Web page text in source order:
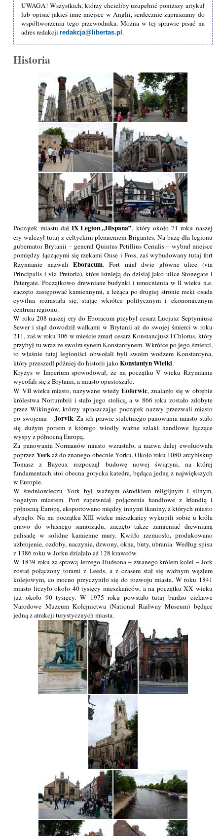
UWAGA! Wszystkich, którzy chcieliby uzupełnić poniższy artykuł
lub opisać jakieś inne miejsce w Anglii, serdecznie zapraszamy do
współtworzenia tego przewodnika. Można w tej sprawie pisać na
adres redakcjiredakcja@libertas.pl.
Historia
Początek miastu dałIX Legion „Hispana”, który około 71 roku naszej
ery walczył tutaj z celtyckim plemieniem Brigantes. Na bazę dla legionu
gubernator Brytanii – generał Quintus Petillius Cerialis – wybrał miejsce
pomiędzy łączącymi się rzekami Ouse i Foss, zaś wybudowany tutaj fort
Rzymianie nazwaliEboracum. Fort miał dwie główne ulice (via
Principalis i via Pretoria), które istnieją do dzisiaj jako ulice Stonegate i
Petergate. Początkowo drewniane budynki i umocnienia w II wieku n.e.
zaczęto zastępować kamiennymi, a leżąca po drugiej stronie rzeki osada
cywilna rozrastała się, stając wkrótce politycznym i ekonomicznym
centrum regionu.
W roku 208 naszej ery do Eboracum przybył cesarz Lucjusz Septymiusz
Sewer i stąd dowodził walkami w Brytanii aż do swojej śmierci w roku
211, zaś w roku 306 w mieście zmarł cesarz Konstancjusz I Chlorus, który
przybył tu wraz ze swoim synem Konstantynem. Wkrótce po jego śmierci,
to właśnie tutaj legioniści obwołali byli swoim wodzem Konstantyna,
który przeszedł później do historii jakoKonstantyn Wielki.
Kryzys w Imperium spowodował, że na początku V wieku Rzymianie
wycofali się z Brytanii, a miasto opustoszało.
W VII wieku miasto, nazywane wtedy Eoforwic, znalazło się w obrębie
królestwa Nortumbrii i stało jego stolicą, a w 866 roku zostało zdobyte
przez Wikingów, którzy upraszczając początek nazwy przezwali miasto
po swojemu – Jorvik. Za ich prawie stuletniego panowania miasto stało
się dużym portem z którego wiodły ważne szlaki handlowe łączące
wyspy z północną Europą.
Za panowania Normanów miasto wzrastało, a nazwa dalej ewoluowała
poprzez Yerkaż do znanego obecnie Yorku. Około roku 1080 arcybiskup
Tomasz z Bayeux rozpoczął budowę nowej świątyni, na której
fundamentach stoi obecna gotycka katedra, będąca jedną z największych
w Europie.
W średniowieczu York był ważnym ośrodkiem religijnym i silnym,
bogatym miastem. Port zapewniał połączenia handlowe z Irlandią i
północną Europą, eksportowano między innymi tkaniny, z których miasto
słynęło. Na na początku XIII wieku mieszkańcy wykupili sobie u króla
prawo do własnego samorządu, zaczęto także zamieniać drewnianą
palisadę w solidne kamienne mury. Kwitło rzemiosło, produkowano
uzbrojenie, ozdoby, naczynia, dzwony, okna, buty, ubrania. Według spisu
z 1386 roku w Jorku działało aż 128 krawców.
W 1839 roku za sprawą Jerzego Hudsona – zwanego królem kolei – Jork
został połączony torami z Leeds, a z czasem stał się ważnym węzłem
kolejowym, co mocno przyczyniło się do rozwoju miasta. W roku 1841
miasto liczyło około 40 tysięcy mieszkańców, a na początku XX wieku
już około 90 tysięcy. W 1975 roku powstało tutaj bardzo ciekawe
Narodowe Muzeum Kolejnictwa (National Railway Museum) będące
jedną z atrakcji turystycznych miasta.